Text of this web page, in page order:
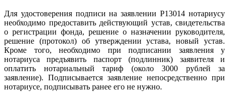
Для удостоверения подписи на заявлении Р13014 нотариусу
необходимо предоставить действующий устав, свидетельства
о регистрации фонда, решение о назначении руководителя,
решение (протокол) об утверждении устава, новый устав.
Кроме того, необходимо при подписании заявления у
нотариуса предъявить паспорт (подлинник) заявителя и
оплатить нотариальный тариф (около 3000 рублей за
заявление). Подписывается заявление непосредственно при
нотариусе, подписывать ранее его не нужно.